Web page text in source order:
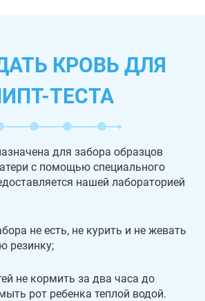
КРОВЬ ДЛЯ
ТЕСТА
для забора образцов
с помощью специального
нашей лабораторией
не есть, не курить и не жевать
резинку;
не кормить за два часа до
рот ребенка теплой водой.